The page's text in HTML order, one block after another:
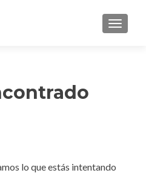
lo que estás intentando